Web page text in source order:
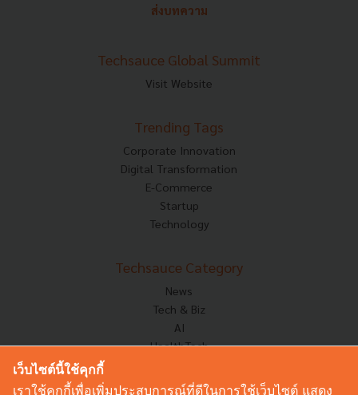
ส่งบทความ
Techsauce Global Summit
Visit Website
Trending Tags
Corporate Innovation
Digital Transformation
E-Commerce
Startup
Technology
Techsauce Category
News
Tech & Biz
AI
HealthTech
Corp Innov
เว็บไซต์นี้ใช้คุกกี้
เราใช้คุกกี้เพื่อเพิ่มประสบการณ์ที่ดีในการใช้เว็บไซต์ แสดง